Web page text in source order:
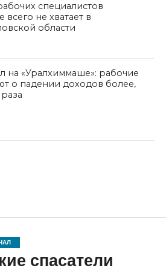
специалистов
всего не хватает в
области
на «Уралхиммаше»: рабочие
о падении доходов более,
спасатели